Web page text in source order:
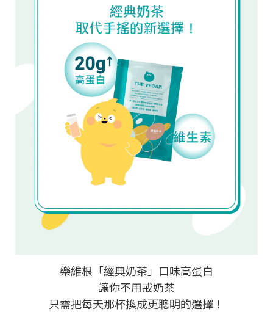
樂維根「經典奶茶」口味高蛋白
讓你不用戒奶茶
只需把每天那杯換成更聰明的選擇！